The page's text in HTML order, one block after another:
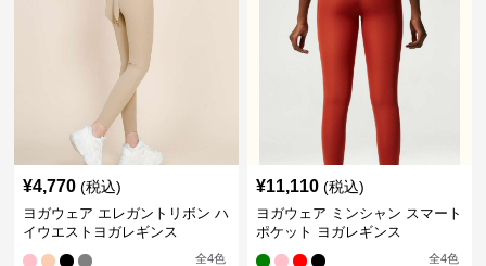
¥4,770 (税込)
ヨガウェア エレガントリボン ハ
イウエストヨガレギンス
全4色
¥11,110 (税込)
ヨガウェア ミンシャン スマート
ポケット ヨガレギンス
全4色